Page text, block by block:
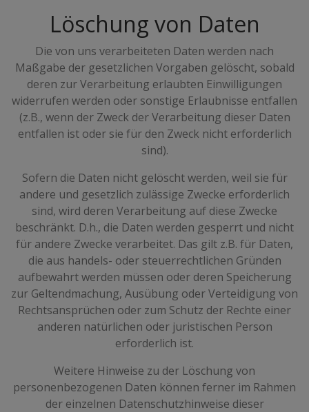
Löschung von Daten
Die von uns verarbeiteten Daten werden nach
Maßgabe der gesetzlichen Vorgaben gelöscht, sobald
deren zur Verarbeitung erlaubten Einwilligungen
widerrufen werden oder sonstige Erlaubnisse entfallen
(z.B., wenn der Zweck der Verarbeitung dieser Daten
entfallen ist oder sie für den Zweck nicht erforderlich
sind).
Sofern die Daten nicht gelöscht werden, weil sie für
andere und gesetzlich zulässige Zwecke erforderlich
sind, wird deren Verarbeitung auf diese Zwecke
beschränkt. D.h., die Daten werden gesperrt und nicht
für andere Zwecke verarbeitet. Das gilt z.B. für Daten,
die aus handels- oder steuerrechtlichen Gründen
aufbewahrt werden müssen oder deren Speicherung
zur Geltendmachung, Ausübung oder Verteidigung von
Rechtsansprüchen oder zum Schutz der Rechte einer
anderen natürlichen oder juristischen Person
erforderlich ist.
Weitere Hinweise zu der Löschung von
personenbezogenen Daten können ferner im Rahmen
der einzelnen Datenschutzhinweise dieser